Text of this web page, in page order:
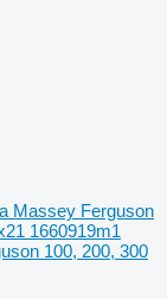
Massey Ferguson
1660919m1
100, 200, 300